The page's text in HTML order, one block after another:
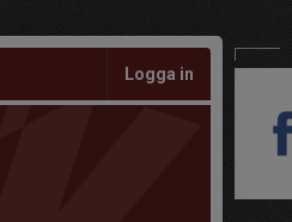
Logga in